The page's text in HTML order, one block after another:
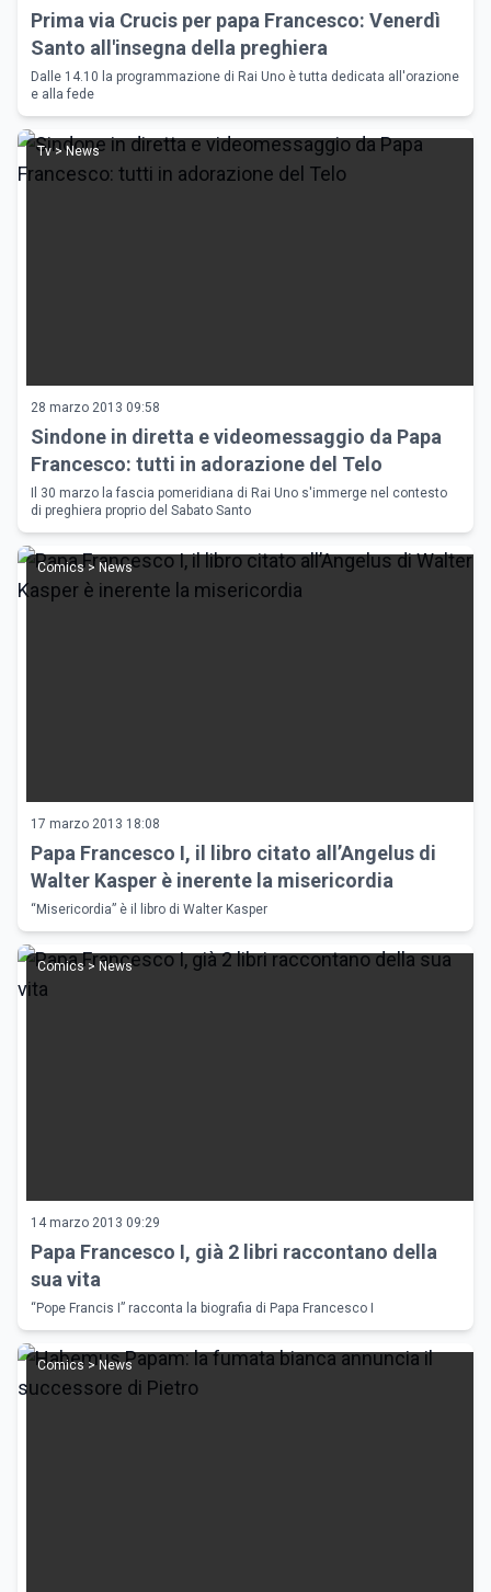
Prima via Crucis per papa Francesco: Venerdì
Santo all'insegna della preghiera
Dalle 14.10 la programmazione di Rai Uno è tutta dedicata all'orazione
e alla fede
Tv > News
28 marzo 2013 09:58
Sindone in diretta e videomessaggio da Papa
Francesco: tutti in adorazione del Telo
Il 30 marzo la fascia pomeridiana di Rai Uno s'immerge nel contesto
di preghiera proprio del Sabato Santo
Comics > News
17 marzo 2013 18:08
Papa Francesco I, il libro citato all’Angelus di
Walter Kasper è inerente la misericordia
“Misericordia” è il libro di Walter Kasper
Comics > News
14 marzo 2013 09:29
Papa Francesco I, già 2 libri raccontano della
sua vita
“Pope Francis I” racconta la biografia di Papa Francesco I
Comics > News